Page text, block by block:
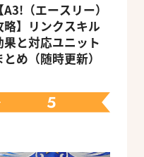
【A3!（エースリー）
略】リンクスキル
果と対応ユニット
とめ（随時更新）
5